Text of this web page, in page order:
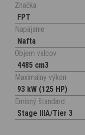
Značka
FPT
Napájanie
Nafta
Objem valcov
4485 cm3
Maximálny výkon
93 kW (125 HP)
Emisný štandard
Stage IIIA/Tier 3